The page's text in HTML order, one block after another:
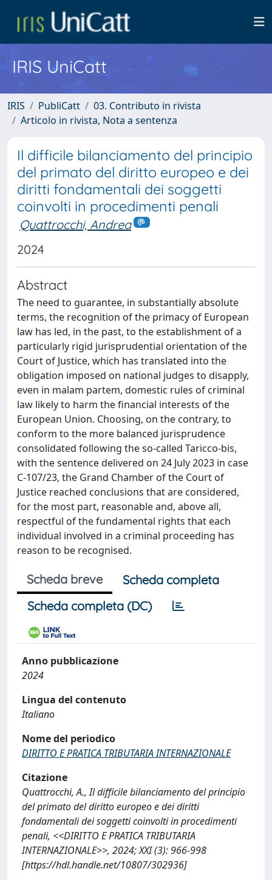
IRIS UniCatt
IRIS PubliCatt
03. Contributo in rivista
Articolo in rivista, Nota a sentenza
Il difficile bilanciamento del principio
del primato del diritto europeo e dei
diritti fondamentali dei soggetti
coinvolti in procedimenti penali
Quattrocchi, Andrea
2024
Abstract
The need to guarantee, in substantially absolute
terms, the recognition of the primacy of European
law has led, in the past, to the establishment of a
particularly rigid jurisprudential orientation of the
Court of Justice, which has translated into the
obligation imposed on national judges to disapply,
even in malam partem, domestic rules of criminal
law likely to harm the financial interests of the
European Union. Choosing, on the contrary, to
conform to the more balanced jurisprudence
consolidated following the so-called Taricco-bis,
with the sentence delivered on 24 July 2023 in case
C-107/23, the Grand Chamber of the Court of
Justice reached conclusions that are considered,
for the most part, reasonable and, above all,
respectful of the fundamental rights that each
individual involved in a criminal proceeding has
reason to be recognised.
Scheda breve
Scheda completa
Scheda completa (DC)
Anno pubblicazione
2024
Lingua del contenuto
Italiano
Nome del periodico
DIRITTO E PRATICA TRIBUTARIA INTERNAZIONALE
Citazione
Quattrocchi, A., Il difficile bilanciamento del principio
del primato del diritto europeo e dei diritti
fondamentali dei soggetti coinvolti in procedimenti
penali, <<DIRITTO E PRATICA TRIBUTARIA
INTERNAZIONALE>>, 2024; XXI (3): 966-998
[https://hdl.handle.net/10807/302936]